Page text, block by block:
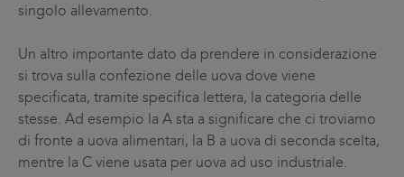
singolo allevamento.
Un altro importante dato da prendere in considerazione
si trova sulla confezione delle uova dove viene
specificata, tramite specifica lettera, la categoria delle
stesse. Ad esempio la A sta a significare che ci troviamo
di fronte a uova alimentari, la B a uova di seconda scelta,
mentre la C viene usata per uova ad uso industriale.